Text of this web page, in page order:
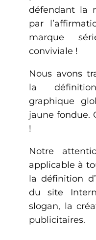
défendant la
par
marque
conviviale !
Nous avons
la
graphique
jaune fondue.
!
Notre
applicable à
la définition
du site
slogan, la
publicitaires.